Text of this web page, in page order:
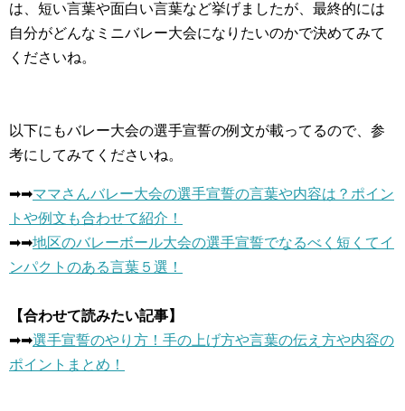
は、短い言葉や面白い言葉など挙げましたが、最終的には
自分がどんなミニバレー大会になりたいのかで決めてみて
くださいね。
以下にもバレー大会の選手宣誓の例文が載ってるので、参
考にしてみてくださいね。
➡︎➡︎ママさんバレー大会の選手宣誓の言葉や内容は？ポイン
トや例文も合わせて紹介！
➡︎➡︎地区のバレーボール大会の選手宣誓でなるべく短くてイ
ンパクトのある言葉５選！
【合わせて読みたい記事】
➡︎➡︎選手宣誓のやり方！手の上げ方や言葉の伝え方や内容の
ポイントまとめ！